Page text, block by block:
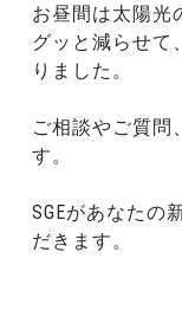
お昼間は太陽光
グッと減らせて
りました。
ご相談やご質問
す。
SGEがあなたの
だきます。